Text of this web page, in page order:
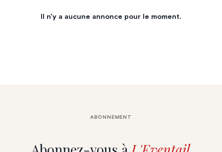
Il n'y a aucune annonce pour le moment.
ABONNEMENT